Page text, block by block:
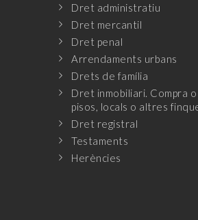
Dret administratiu
Dret mercantil
Dret penal
Arrendaments urbans
Drets de família
Dret inmobiliari. Compra
pisos, locals o altres
Dret registral
Testaments
Herències